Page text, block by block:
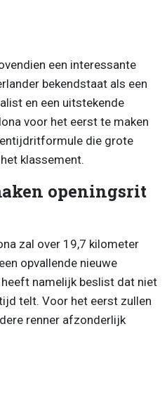
een interessante
bekendstaat als een
en een uitstekende
voor het eerst te maken
die grote
klassement.
openingsrit
zal over 19,7 kilometer
opvallende nieuwe
namelijk beslist dat niet
telt. Voor het eerst zullen
renner afzonderlijk